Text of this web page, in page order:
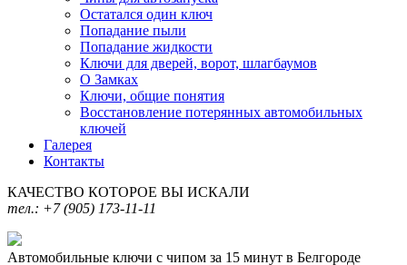
Остатался один ключ
Попадание пыли
Попадание жидкости
Ключи для дверей, ворот, шлагбаумов
О Замках
Ключи, общие понятия
Восстановление потерянных автомобильных
ключей
Галерея
Контакты
КАЧЕСТВО КОТОРОЕ ВЫ ИСКАЛИ
тел.: +7 (905) 173-11-11
Автомобильные ключи с чипом за 15 минут в Белгороде